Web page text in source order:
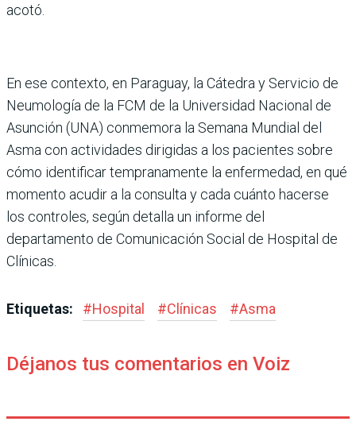
acotó.
En ese contexto, en Para­guay, la Cátedra y Servicio de
Neumología de la FCM de la Universidad Nacional de
Asunción (UNA) conme­mora la Semana Mundial del
Asma con actividades dirigidas a los pacientes sobre
cómo identificar tem­pranamente la enfermedad, en qué
momento acudir a la consulta y cada cuánto hacerse
los controles, según detalla un informe del
departamento de Comuni­cación Social de Hospital de
Clínicas.
Etiquetas: #Hospital #Clínicas #Asma
Déjanos tus comentarios en Voiz